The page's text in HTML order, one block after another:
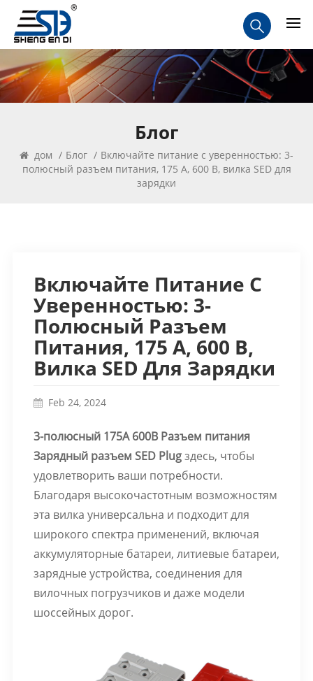
Блог
дом / Блог / Включайте питание с уверенностью: 3-
полюсный разъем питания, 175 А, 600 В, вилка SED для
зарядки
Включайте Питание С
Уверенностью: 3-
Полюсный Разъем
Питания, 175 А, 600 В,
Вилка SED Для Зарядки
Feb 24, 2024
3-полюсный 175А 600В Разъем питания
Зарядный разъем SED Plugздесь, чтобы
удовлетворить ваши потребности.
Благодаря высокочастотным возможностям
эта вилка универсальна и подходит для
широкого спектра применений, включая
аккумуляторные батареи, литиевые батареи,
зарядные устройства, соединения для
вилочных погрузчиков и даже модели
шоссейных дорог.